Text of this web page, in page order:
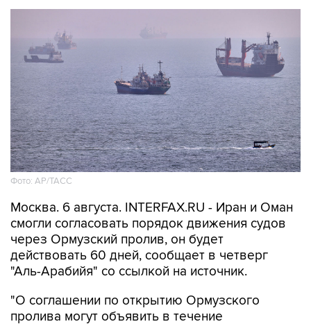
Фото: AP/ТАСС
Москва. 6 августа. INTERFAX.RU - Иран и Оман
смогли согласовать порядок движения судов
через Ормузский пролив, он будет
действовать 60 дней, сообщает в четверг
"Аль-Арабийя" со ссылкой на источник.
"О соглашении по открытию Ормузского
пролива могут объявить в течение